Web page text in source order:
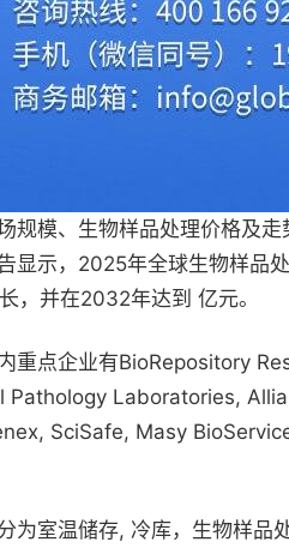
规模、生物样品处理价格及
显示，2025年全球生物样品
，并在2032年达到 亿元。
重点企业有BioRepository
Laboratories,
SciSafe, Masy
为室温储存, 冷库，生物样